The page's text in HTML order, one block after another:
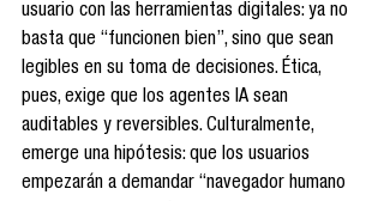
usuario con las herramientas digitales: ya no
basta que “funcionen bien”, sino que sean
legibles en su toma de decisiones. Ética,
pues, exige que los agentes IA sean
auditables y reversibles. Culturalmente,
emerge una hipótesis: que los usuarios
empezarán a demandar “navegador humano